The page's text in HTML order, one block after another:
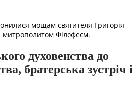
мощам святителя Григорія
митрополитом Філофеєм.
духовенства до
братерська зустріч і